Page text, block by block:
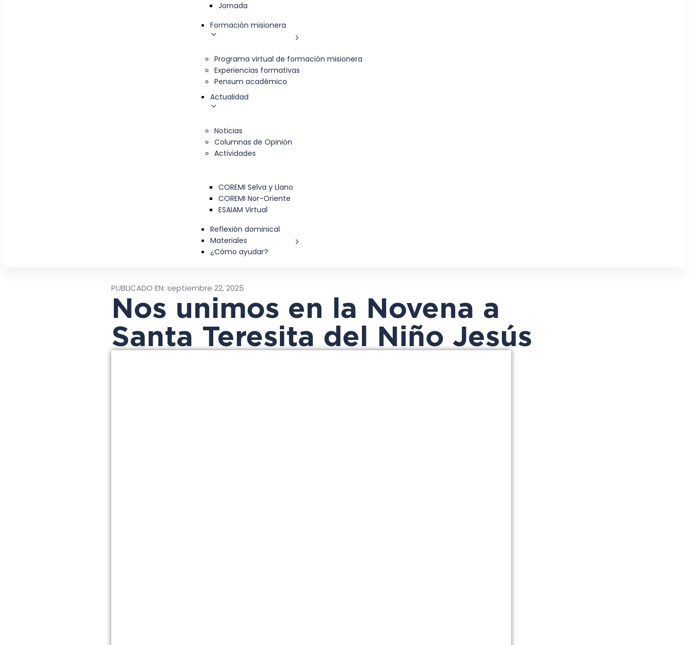
Jornada
Formación misionera
Programa virtual de formación misionera
Experiencias formativas
Pensum académico
Actualidad
Noticias
Columnas de Opinión
Actividades
COREMI Selva y Llano
COREMI Nor-Oriente
ESAIAM Virtual
Reflexión dominical
Materiales
¿Cómo ayudar?
PUBLICADO EN: septiembre 22, 2025
Nos unimos en la Novena a
Santa Teresita del Niño Jesús